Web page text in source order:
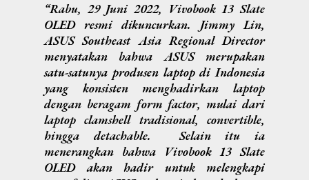
Rabu, 29 Juni 2022, Vivobook 13 Slate
OLED resmi dikuncurkan. Jimmy Lin,
ASUS Southeast Asia Regional Director
menyatakan bahwa ASUS merupakan
satu-satunya produsen laptop di Indonesia
yang konsisten menghadirkan laptop
dengan beragam form factor, mulai dari
laptopclamshell tradisional, convertible,
hingga detachable.
Selain itu ia
menerangkan bahwa Vivobook 13 Slate
OLED akan hadir untuk melengkapi